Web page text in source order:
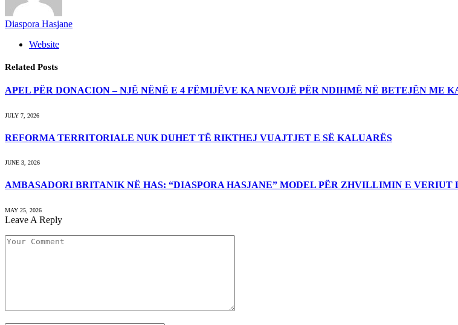
Diaspora Hasjane
Website
Related Posts
APEL PËR DONACION – NJË NËNË E 4 FËMIJËVE KA NEVOJË PËR NDIHMË NË BETEJËN ME
JULY 7, 2026
REFORMA TERRITORIALE NUK DUHET TË RIKTHEJ VUAJTJET E SË KALUARËS
JUNE 3, 2026
AMBASADORI BRITANIK NË HAS: “DIASPORA HASJANE” MODEL PËR ZHVILLIMIN E
MAY 25, 2026
Leave A Reply